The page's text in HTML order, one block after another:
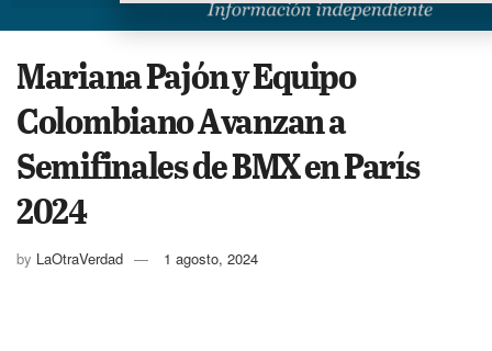
Mariana Pajón y Equipo
Colombiano Avanzan a
Semifinales de BMX en París
2024
by LaOtraVerdad 1 agosto, 2024